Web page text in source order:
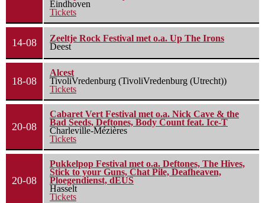
Eindhoven
Tickets
14-08
Zeeltje Rock Festival met o.a. Up The Irons
Deest
18-08
Alcest
TivoliVredenburg (TivoliVredenburg (Utrecht))
Tickets
20-08
Cabaret Vert Festival met o.a. Nick Cave & the
Bad Seeds, Deftones, Body Count feat. Ice-T
Charleville-Mézières
Tickets
20-08
Pukkelpop Festival met o.a. Deftones, The Hives,
Stick to your Guns, Chat Pile, Deafheaven,
Ploegendienst, dEUS
Hasselt
Tickets